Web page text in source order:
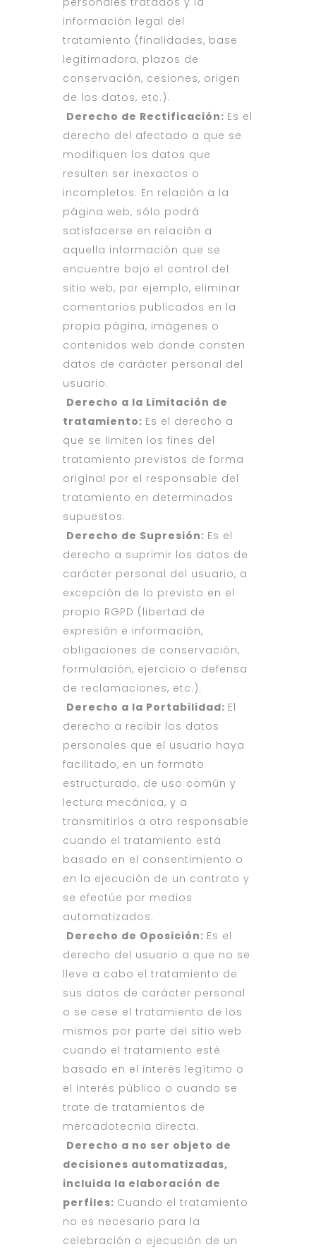
información legal del
tratamiento (finalidades, base
legitimadora, plazos de
conservación, cesiones, origen
de los datos, etc.).
Derecho de Rectificación: Es el
derecho del afectado a que se
modifiquen los datos que
resulten ser inexactos o
incompletos. En relación a la
página web, sólo podrá
satisfacerse en relación a
aquella información que se
encuentre bajo el control del
sitio web, por ejemplo, eliminar
comentarios publicados en la
propia página, imágenes o
contenidos web donde consten
datos de carácter personal del
usuario.
Derecho a la Limitación de
tratamiento: Es el derecho a
que se limiten los fines del
tratamiento previstos de forma
original por el responsable del
tratamiento en determinados
supuestos.
Derecho de Supresión: Es el
derecho a suprimir los datos de
carácter personal del usuario, a
excepción de lo previsto en el
propio RGPD (libertad de
expresión e información,
obligaciones de conservación,
formulación, ejercicio o defensa
de reclamaciones, etc.).
Derecho a la Portabilidad: El
derecho a recibir los datos
personales que el usuario haya
facilitado, en un formato
estructurado, de uso común y
lectura mecánica, y a
transmitirlos a otro responsable
cuando el tratamiento está
basado en el consentimiento o
en la ejecución de un contrato y
se efectúe por medios
automatizados.
Derecho de Oposición: Es el
derecho del usuario a que no se
lleve a cabo el tratamiento de
sus datos de carácter personal
o se cese el tratamiento de los
mismos por parte del sitio web
cuando el tratamiento esté
basado en el interés legítimo o
el interés público o cuando se
trate de tratamientos de
mercadotecnia directa.
Derecho a no ser objeto de
decisiones automatizadas,
incluida la elaboración de
perfiles: Cuando el tratamiento
no es necesario para la
celebración o ejecución de un